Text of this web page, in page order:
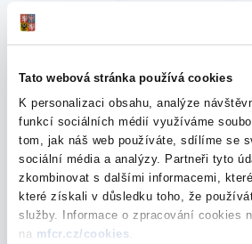
Tato webová stránka používá cookies
K personalizaci obsahu, analýze
funkcí sociálních médií využíváme
tom, jak náš web používáte, sdílíme se
sociální média a analýzy. Partneři tyto
zkombinovat s dalšími informacemi,
které získali v důsledku toho, že
služby. Informace o zpracování cookies
na mfcr.cz/cookies
státních dluhopisů k 30. září
Rozhovor s Janem Gregorem
Spořicích státních dluhopisů -
ČT 24
03. září 2013
červenec 2013